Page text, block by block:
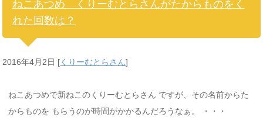
ねこあつめ くりーむとらさんがたからものをく
れた回数は？
2016年4月2日 [くりーむとらさん]
ねこあつめで新ねこのくりーむとらさん ですが、その名前からた
からものを もらうのが時間がかかるんだろうなぁ。 ・・・